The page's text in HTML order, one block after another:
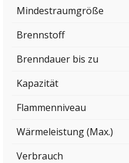
Mindestraumgröße
Brennstoff
Brenndauer bis zu
Kapazität
Flammenniveau
Wärmeleistung (Max.)
Verbrauch